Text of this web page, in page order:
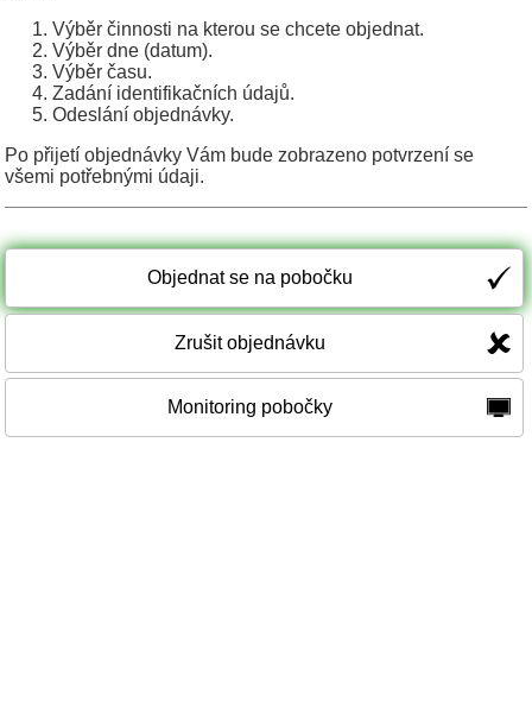
Výběr činnosti na kterou se chcete objednat.
Výběr dne (datum).
Výběr času.
Zadání identifikačních údajů.
Odeslání objednávky.
Po přijetí objednávky Vám bude zobrazeno potvrzení se
všemi potřebnými údaji.
Objednat se na pobočku
Zrušit objednávku
Monitoring pobočky